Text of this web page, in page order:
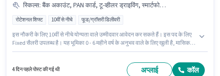
स्किल्स: बैंक अकाउंट, PAN कार्ड, टू-व्हीलर ड्राइविंग, स्मार्टफोन, बाइक, आधार कार्ड, साइकिल
रोटेशनल शिफ्ट 10वीं से नीचे फूड/ग्रॉसरी डिलीवरी
इस नौकरी के लिए 10वीं से नीचे योग्यता वाले उम्मीदवार आवेदन कर सकते हैं। इस पद के लिए
Fixed सैलरी उपलब्ध है। यह भूमिका 0 - 6 महीने वर्ष के अनुभव वाले के लिए खुली है, मासिक
के पास टू-व्हीलर ड्राइविंग जैसी स्किल्स होनी चाहिए।
4 दिन पहले पोस्ट की गई थी अप्लाई कॉल